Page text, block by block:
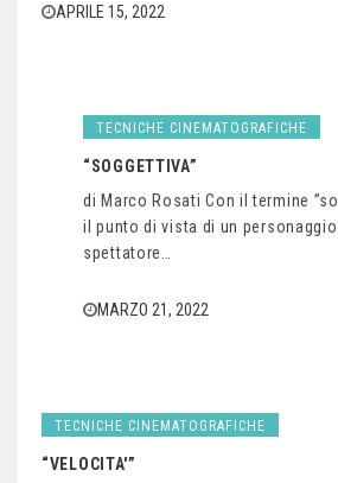
APRILE 15, 2022
TECNICHE CINEMATOGRAFICHE
“SOGGETTIVA”
di Marco Rosati Con il termine
il punto di vista di un
spettatore…
MARZO 21, 2022
TECNICHE CINEMATOGRAFICHE
“VELOCITA'”